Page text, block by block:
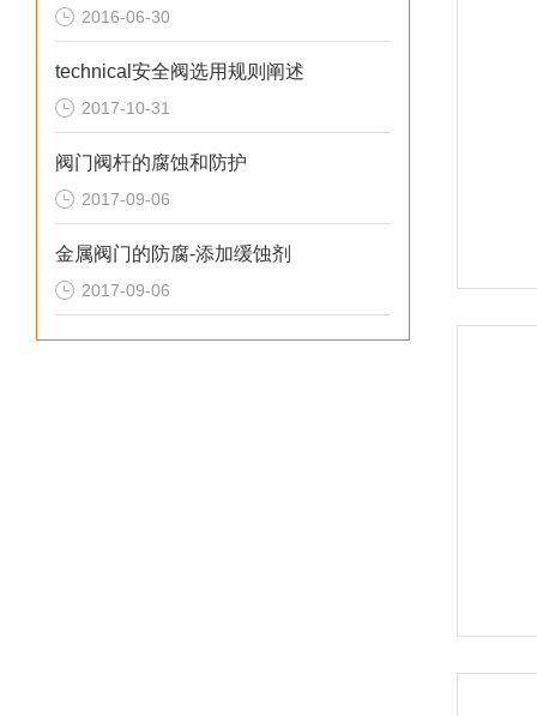
2016-06-30
technical安全阀选用规则阐述
2017-10-31
阀门阀杆的腐蚀和防护
2017-09-06
金属阀门的防腐-添加缓蚀剂
2017-09-06